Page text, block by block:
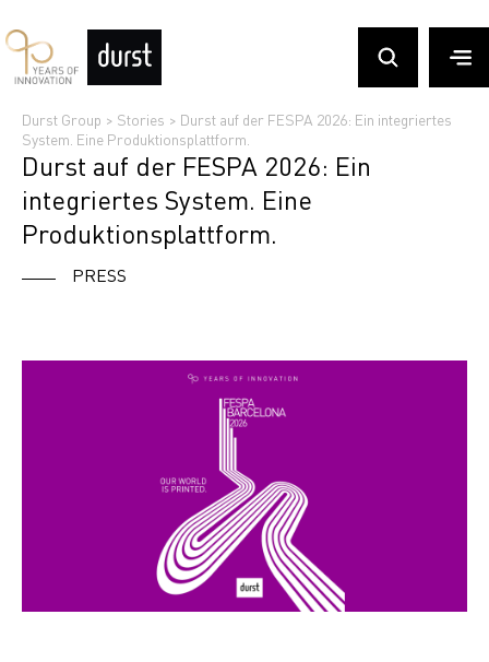
Durst Group > Stories > Durst auf der FESPA 2026: Ein integriertes
System. Eine Produktionsplattform.
Durst auf der FESPA 2026: Ein
integriertes System. Eine
Produktionsplattform.
PRESS